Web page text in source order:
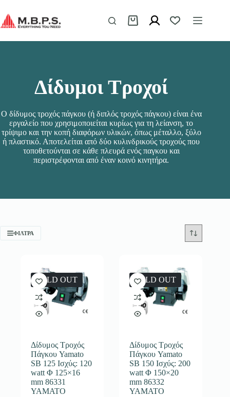
στο
περιεχόμενο
Καλάθι
Δίδυμοι Τροχοί
Ο δίδυμος τροχός πάγκου (ή διπλός τροχός πάγκου) είναι ένα
εργαλείο που χρησιμοποιείται κυρίως για τη λείανση, το
τρίψιμο και την κοπή διαφόρων υλικών, όπως μέταλλο, ξύλο
ή πλαστικό. Αποτελείται από δύο κυλινδρικούς τροχούς που
τοποθετούνται σε κάθε πλευρά ενός παγκου και
περιστρέφονται από έναν κοινό κινητήρα.
ΦΊΛΤΡΑ
SOLD OUT
Δίδυμος Τροχός
Πάγκου Yamato
SB 125 Ισχύς: 120
watt Φ 125×16
mm 86331
YAMATO
SOLD OUT
Δίδυμος Τροχός
Πάγκου Yamato
SB 150 Ισχύς: 200
watt Φ 150×20
mm 86332
YAMATO